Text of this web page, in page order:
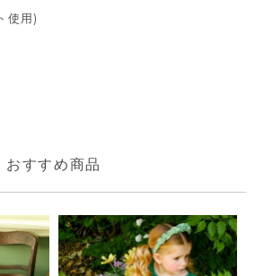
使用)
おすすめ商品